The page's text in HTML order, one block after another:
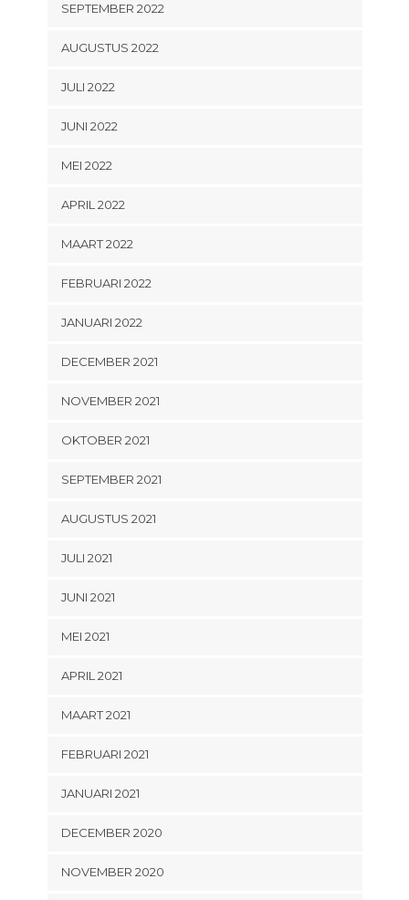
SEPTEMBER 2022
AUGUSTUS 2022
JULI 2022
JUNI 2022
MEI 2022
APRIL 2022
MAART 2022
FEBRUARI 2022
JANUARI 2022
DECEMBER 2021
NOVEMBER 2021
OKTOBER 2021
SEPTEMBER 2021
AUGUSTUS 2021
JULI 2021
JUNI 2021
MEI 2021
APRIL 2021
MAART 2021
FEBRUARI 2021
JANUARI 2021
DECEMBER 2020
NOVEMBER 2020